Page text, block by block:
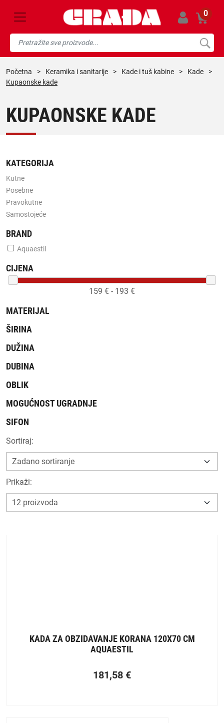
0
početna > keramika i sanitarije > kade i tuš kabine > kade
>
Kupaonske kade
KUPAONSKE KADE
KATEGORIJA
Kutne
Posebne
Pravokutne
Samostojeće
BRAND
Aquaestil
CIJENA
159 € - 193 €
MATERIJAL
ŠIRINA
DUŽINA
DUBINA
OBLIK
MOGUĆNOST UGRADNJE
SIFON
Sortiraj:
Prikaži:
KADA ZA OBZIDAVANJE KORANA 120X70 CM
AQUAESTIL
181,58 €